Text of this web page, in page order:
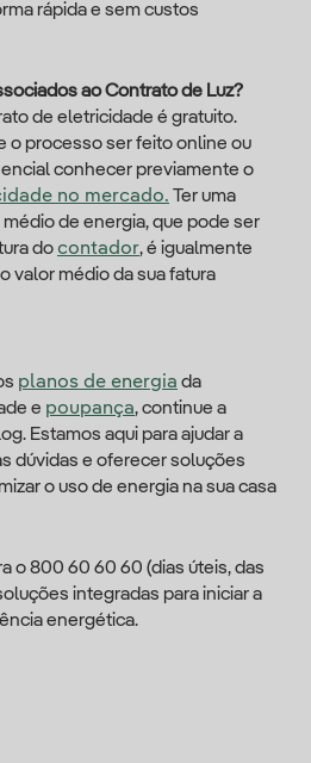
rápida e sem custos
ao Contrato de Luz?
de eletricidade é gratuito.
o processo ser feito online ou
conhecer previamente o
no mercado. Ter uma
de energia, que pode ser
do contador, é igualmente
valor médio da sua fatura
planos de energia da
e poupança, continue a
Estamos aqui para ajudar a
dúvidas e oferecer soluções
o uso de energia na sua casa
o 800 60 60 60 (dias úteis, das
integradas para iniciar a
energética.